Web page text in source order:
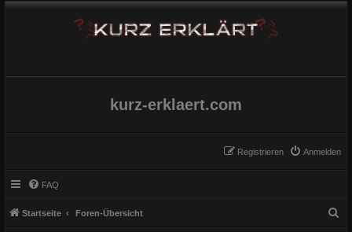
kurz-erklaert.com
Anmelden
Registrieren
FAQ
Startseite Foren-Übersicht